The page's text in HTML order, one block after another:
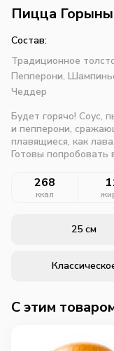
Пицца
Состав:
Традиционное
Пепперони,
Чеддер
Будет горячо! Соус,
и пепперони,
плавящиеся, как
Готовы попробовать
268
ккал
25 см
C этим